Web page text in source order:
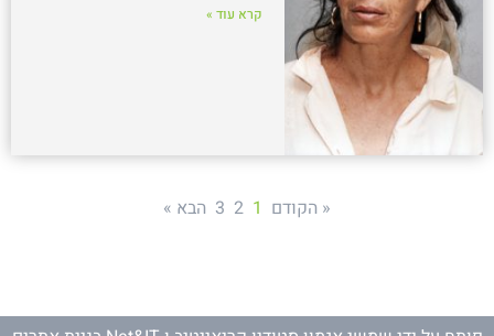
קרא עוד »
« הקודם 1
2
3 הבא »